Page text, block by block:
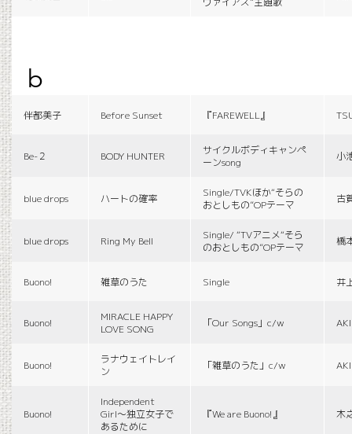
b
伴都美子 Before Sunset 『FAREWELL』
Be-２ BODY HUNTER
サイクルボディキャンペ
ーンsong
小
blue drops ハートの確率
Single/TVKほか“そらの
おとしもの”OPテーマ
古
blue drops Ring My Bell
Single/ “TVアニメ“そら
のおとしもの”OPテーマ
橋
Buono! 雑草のうた Single 井
Buono!
MIRACLE HAPPY
LOVE SONG
「Our Songs」c/w
Buono!
ラナウェイトレイ
ン
「雑草のうた」c/w
Buono!
Independent
Girl〜独立女子で
あるために
『We are Buono!』 木